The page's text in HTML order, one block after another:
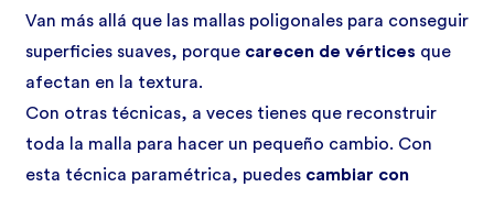
Van más allá que las mallas poligonales para conseguir
superficies suaves, porque carecen de vértices que
afectan en la textura.
Con otras técnicas, a veces tienes que reconstruir
toda la malla para hacer un pequeño cambio. Con
esta técnica paramétrica, puedes cambiar con